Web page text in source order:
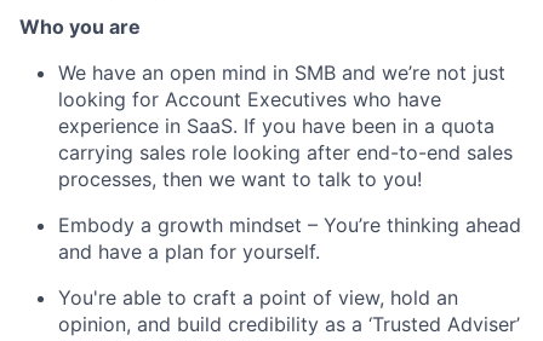
Who you are
We have an open mind in SMB and we’re not just
looking for Account Executives who have
experience in SaaS. If you have been in a quota
carrying sales role looking after end-to-end sales
processes, then we want to talk to you!
Embody a growth mindset – You’re thinking ahead
and have a plan for yourself.
You're able to craft a point of view, hold an
opinion, and build credibility as a ‘Trusted Adviser’